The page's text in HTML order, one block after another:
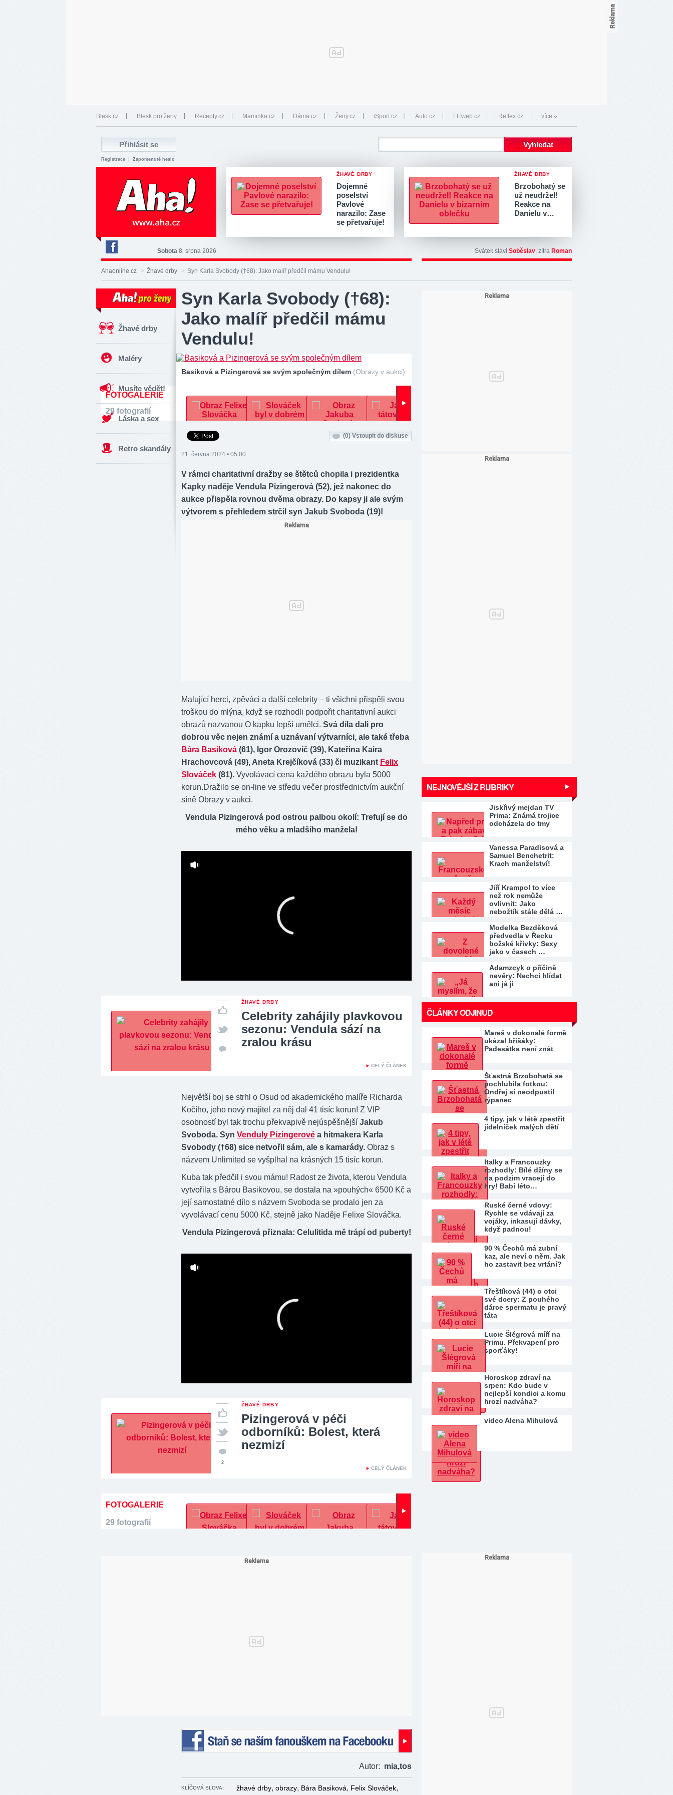
Blesk.cz Blesk pro ženy Recepty.cz Maminka.cz Dáma.cz Ženy.cz iSport.cz Auto.cz FITweb.cz Reflex.cz více
Registrace Zapomenuté heslo
ŽHAVÉ DRBY
Dojemné
poselství
Pavlové
narazilo: Zase
se přetvařuje!
ŽHAVÉ DRBY
Brzobohatý se
už neudržel!
Reakce na
Danielu v…
Deník
Aha!
na
Sobota 8. srpna 2026 Svátek slaví Soběslav, zítra Roman
Ahaonline.cz > Žhavé drby > Syn Karla Svobody (†68): Jako malíř předčil mámu Vendulu!
Žhavé drby
Maléry
Musíte vědět!
Láska a sex
Retro skandály
Syn Karla Svobody (†68):
Jako malíř předčil mámu
Vendulu!
Basiková a Pizingerová se svým společným dílem (Obrazy v aukci)
FOTOGALERIE
29 fotografií
(0) Vstoupit do diskuse
21. června 2024 • 05:00
V rámci charitativní dražby se štětců chopila i prezidentka
Kapky naděje Vendula Pizingerová (52), jež nakonec do
aukce přispěla rovnou dvěma obrazy. Do kapsy ji ale svým
výtvorem s přehledem strčil syn Jakub Svoboda (19)!
Malující herci, zpěváci a další celebrity – ti všichni přispěli svou
troškou do mlýna, když se rozhodli podpořit charitativní aukci
obrazů nazvanou O kapku lepší umělci. Svá díla dali pro
dobrou věc nejen známí a uznávaní výtvarníci, ale také třeba
Bára Basiková (61), Igor Orozovič (39), Kateřina Kaira
Hrachovcová (49), Aneta Krejčíková (33) či muzikant Felix
Slováček (81). Vyvolávací cena každého obrazu byla 5000
korun.Dražilo se on-line ve středu večer prostřednictvím aukční
síně Obrazy v aukci.
Vendula Pizingerová pod ostrou palbou okolí: Trefují se do
mého věku a mladšího manžela!
ŽHAVÉ DRBY
Celebrity zahájily plavkovou
sezonu: Vendula sází na
zralou krásu
CELÝ ČLÁNEK
Největší boj se strhl o Osud od akademického malíře Richarda
Kočího, jeho nový majitel za něj dal 41 tisíc korun! Z VIP
osobností byl tak trochu překvapivě nejúspěšnější Jakub
Svoboda. Syn Venduly Pizingerové a hitmakera Karla
Svobody (†68) sice netvořil sám, ale s kamarády. Obraz s
názvem Unlimited se vyšplhal na krásných 15 tisíc korun.
Kuba tak předčil i svou mámu! Radost ze života, kterou Vendula
vytvořila s Bárou Basikovou, se dostala na »pouhých« 6500 Kč a
její samostatné dílo s názvem Svoboda se prodalo jen za
vyvolávací cenu 5000 Kč, stejně jako Naděje Felixe Slováčka.
Vendula Pizingerová přiznala: Celulitida mě trápí od puberty!
ŽHAVÉ DRBY
Pizingerová v péči
odborníků: Bolest, která
nezmizí
CELÝ ČLÁNEK
2
FOTOGALERIE
29 fotografií
Autor: mia,tos
KLÍČOVÁ SLOVA: žhavé drby, obrazy, Bára Basiková, Felix Slováček,
NEJNOVĚJŠÍ Z RUBRIKY
Jiskřivý mejdan TV
Prima: Známá trojice
odcházela do tmy
Vanessa Paradisová a
Samuel Benchetrit:
Krach manželství!
Jiří Krampol to více
než rok nemůže
ovlivnit: Jako
nebožtík stále dělá …
Modelka Bezděková
předvedla v Řecku
božské křivky: Sexy
jako v časech …
Adamzcyk o příčině
nevěry: Nechci hlídat
ani já ji
ČLÁNKY ODJINUD
Mareš v dokonalé formě
ukázal břišáky:
Padesátka není znát
Šťastná Brzobohatá se
pochlubila fotkou:
Ondřej si neodpustil
rýpanec
4 tipy, jak v létě zpestřit
jídelníček malých dětí
Italky a Francouzky
rozhodly: Bílé džíny se
na podzim vracejí do
hry! Babí léto…
Ruské černé vdovy:
Rychle se vdávají za
vojáky, inkasují dávky,
když padnou!
90 % Čechů má zubní
kaz, ale neví o něm. Jak
ho zastavit bez vrtání?
Třeštíková (44) o otci
své dcery: Z pouhého
dárce spermatu je pravý
táta
Lucie Šlégrová míří na
Primu. Překvapení pro
sporťáky!
Horoskop zdraví na
srpen: Kdo bude v
nejlepší kondici a komu
hrozí nadváha?
video Alena Mihulová